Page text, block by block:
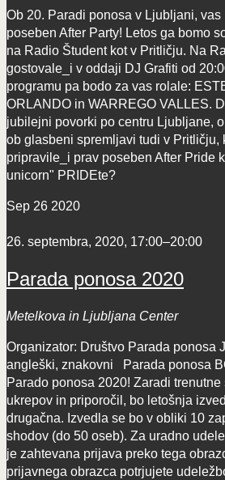
Ob 20. Paradi ponosa v Ljubljani,
poseben After Party! Letos ga bomo
na Radio Študent kot v Pritličju. Na
gostovale_i v oddaji DJ Grafiti od
programu pa bodo za vas rolale:
ORLANDO in WARREGO VALLES.
jubilejni povorki po centru Ljubljane,
ob glasbeni spremljavi tudi v Pritličju,
pripravile_i prav poseben After Pride
unicorn" PRIDEte?
Sep 26 2020
26. septembra, 2020, 17:00–20:00
Parada ponosa 2020
Metelkova in Ljubljana Center
Organizator: Društvo Parada ponosa
angleški, znakovni Parada ponosa
Parado ponosa 2020! Zaradi
ukrepov in priporočil, bo letošnja
drugačna. Izvedla se bo v obliki 10
shodov (do 50 oseb). Za uradno
je zahtevana prijava preko tega
prijavnega obrazca potrjujete